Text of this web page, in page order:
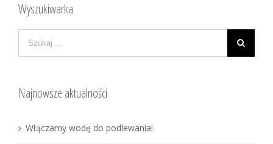
Wyszukiwarka
Najnowsze aktualności
Włączamy wodę do podlewania!